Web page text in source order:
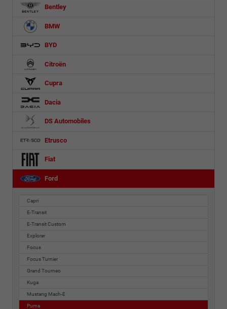
Bentley
BMW
BYD
Citroën
Cupra
Dacia
DS Automobiles
Etrusco
Fiat
Ford
Capri
E-Transit
E-Transit Custom
Explorer
Focus
Focus Turnier
Grand Tourneo
Kuga
Mustang Mach-E
Puma